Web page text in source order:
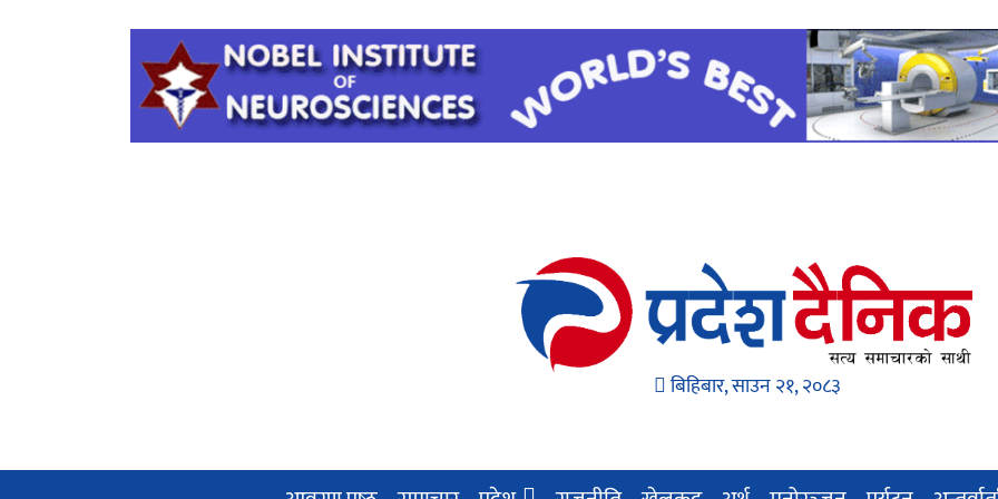
बिहिबार, साउन २१, २०८३